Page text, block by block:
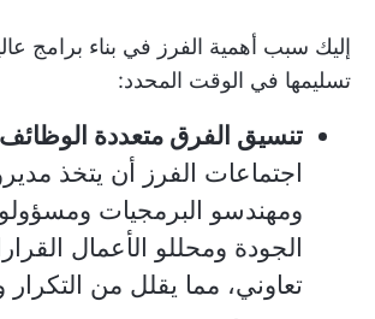
إليك سبب أهمية الفرز في بناء برامج
تسليمها في الوقت المحدد:
تنسيق الفرق متعددة
اجتماعات الفرز أن يتخذ
ومهندسو البرمجيات
الجودة ومحللو الأعمال
تعاوني، مما يقلل من التكرار